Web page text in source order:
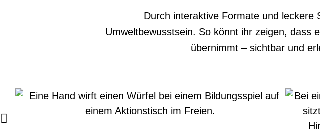
Durch interaktive Formate und leckere
Umweltbewusstsein. So könnt ihr zeigen, dass
übernimmt – sichtbar und